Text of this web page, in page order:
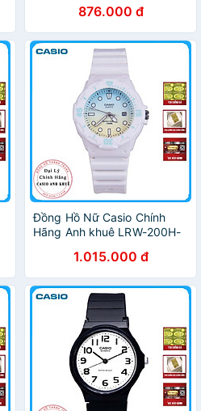
876.000 đ
Đồng Hồ Nữ Casio Chính
Hãng Anh khuê LRW-200H-
Hiệu Nhật Bản1.015.000 đ